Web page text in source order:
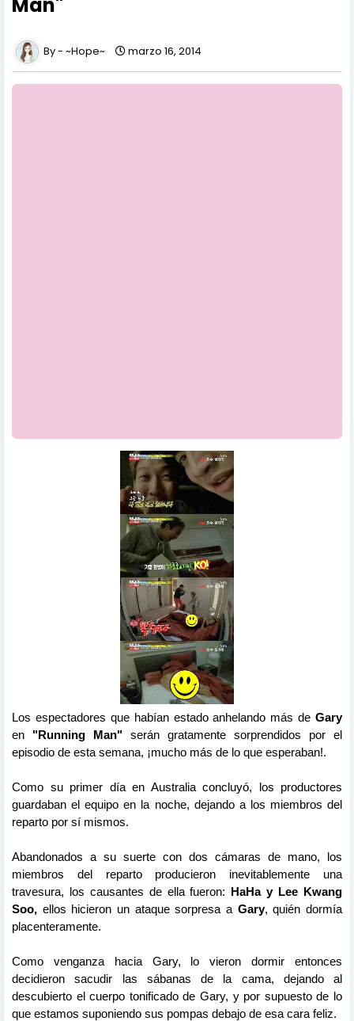
~Hope~ marzo 16, 2014
Los espectadores que habían estado anhelando más de Gary
en "Running Man" serán gratamente sorprendidos por el
episodio de esta semana, ¡mucho más de lo que esperaban!.
Como su primer día en Australia concluyó, los productores
guardaban el equipo en la noche, dejando a los miembros del
reparto por sí mismos.
Abandonados a su suerte con dos cámaras de mano, los
miembros del reparto producieron inevitablemente una
travesura, los causantes de ella fueron: HaHa y Lee Kwang
Soo, ellos hicieron un ataque sorpresa a Gary, quién dormía
placenteramente.
Como venganza hacia Gary, lo vieron dormir entonces
decidieron sacudir las sábanas de la cama, dejando al
descubierto el cuerpo tonificado de Gary, y por supuesto de lo
que estamos suponiendo sus pompas debajo de esa cara feliz.